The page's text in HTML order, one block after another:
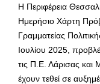
Η Περιφέρεια
Ημερήσιο Χάρτη
Γραμματείας
Ιουλίου 2025,
τις Π.Ε. Λάρισας και
έχουν τεθεί σε